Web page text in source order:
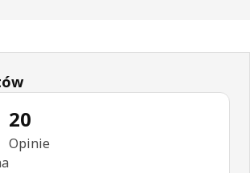
Opinia: 4.8 na 5 gwiazdki. Recenzje ogółem: 20
20
Opinie